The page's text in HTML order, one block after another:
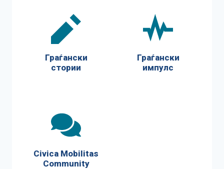
Граѓански
стории
Граѓански
импулс
Civica Mobilitas
Community